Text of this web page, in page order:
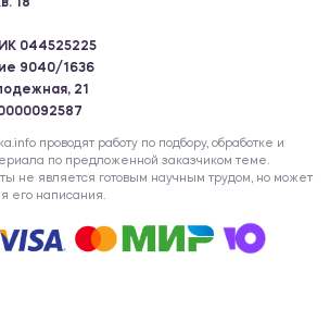
18
044525225
9040/1636
21
проводят работу по подбору, обработке и
по предложенной заказчиком теме.
не является готовым научным трудом, но может
его написания.